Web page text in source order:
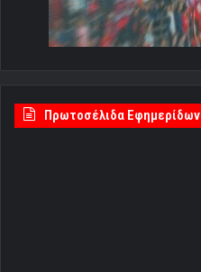
Πρωτοσέλιδα Εφημερίδων